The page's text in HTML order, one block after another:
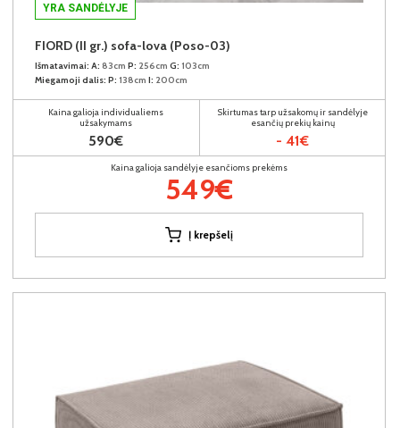
YRA SANDĖLYJE
FIORD (II gr.) sofa-lova (Poso-03)
Išmatavimai: A: 83cm P: 256cm G: 103cm
Miegamoji dalis: P: 138cm I: 200cm
Kaina galioja individualiems
užsakymams
590€
Skirtumas tarp užsakomų ir sandėlyje
esančių prekių kainų
- 41€
Kaina galioja sandėlyje esančioms prekėms
549€
Į krepšelį